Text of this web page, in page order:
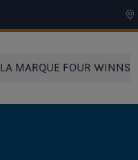
LA MARQUE FOUR WINNS